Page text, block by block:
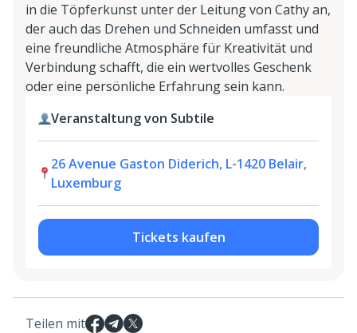
in die Töpferkunst unter der Leitung von Cathy an,
der auch das Drehen und Schneiden umfasst und
eine freundliche Atmosphäre für Kreativität und
Verbindung schafft, die ein wertvolles Geschenk
oder eine persönliche Erfahrung sein kann.
Veranstaltung von Subtile
26 Avenue Gaston Diderich, L-1420 Belair,
Luxemburg
Tickets kaufen
Teilen mit